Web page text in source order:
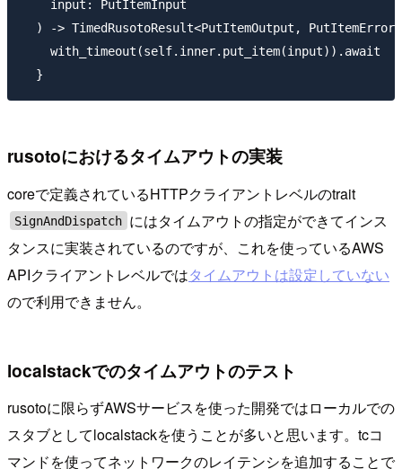
    input: PutItemInput
) -> TimedRusotoResult<PutItemOutput,
    with_timeout(self.inner.put_item(input)).await
rusotoにおけるタイムアウトの実装
coreで定義されているHTTPクライアントレベルのtrait
SignAndDispatch にはタイムアウトの指定ができてインス
タンスに実装されているのですが、これを使っているAWS
APIクライアントレベルではタイムアウトは設定していない
ので利用できません。
localstackでのタイムアウトのテスト
rusotoに限らずAWSサービスを使った開発ではローカルでの
スタブとしてlocalstackを使うことが多いと思います。tcコ
マンドを使ってネットワークのレイテンシを追加することで